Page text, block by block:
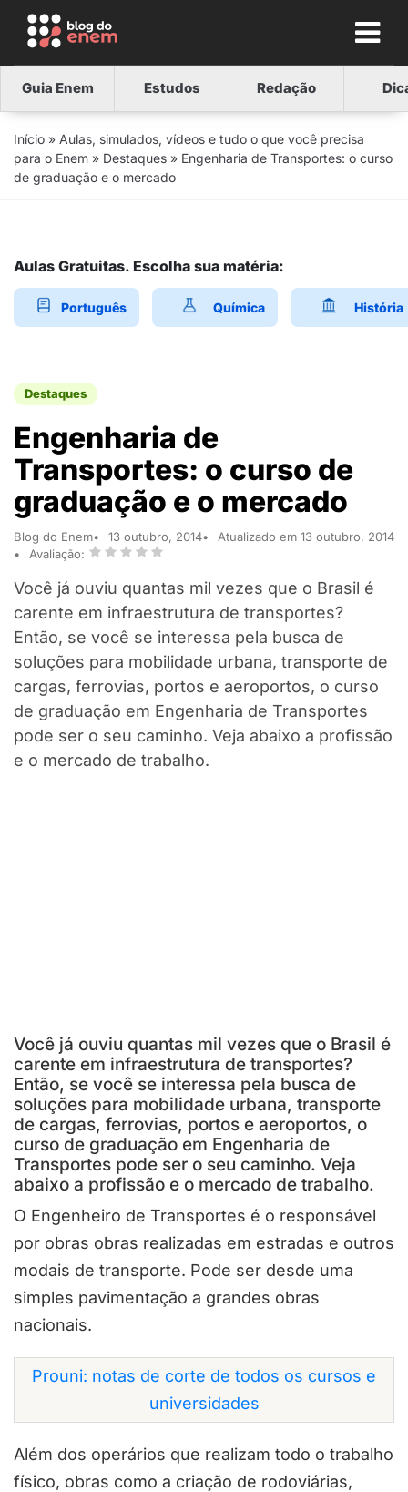
Guia Enem Estudos Redação
Início » Aulas, simulados, vídeos e tudo o que você precisa
para o Enem » Destaques » Engenharia de Transportes: o curso
de graduação e o mercado
Aulas Gratuitas. Escolha sua matéria:
Português Química História
Destaques
Engenharia de
Transportes: o curso de
graduação e o mercado
Blog do Enem 13 outubro, 2014
Atualizado em 13 outubro, 2014
Avaliação:
Você já ouviu quantas mil vezes que o Brasil é
carente em infraestrutura de transportes?
Então, se você se interessa pela busca de
soluções para mobilidade urbana, transporte de
cargas, ferrovias, portos e aeroportos, o curso
de graduação em Engenharia de Transportes
pode ser o seu caminho. Veja abaixo a profissão
e o mercado de trabalho.
Você já ouviu quantas mil vezes que o Brasil é
carente em infraestrutura de transportes?
Então, se você se interessa pela busca de
soluções para mobilidade urbana, transporte
de cargas, ferrovias, portos e aeroportos, o
curso de graduação em Engenharia de
Transportes pode ser o seu caminho. Veja
abaixo a profissão e o mercado de trabalho.
O Engenheiro de Transportes é o responsável
por obras obras realizadas em estradas e outros
modais de transporte. Pode ser desde uma
simples pavimentação a grandes obras
nacionais.
Prouni: notas de corte de todos os cursos e
universidades
Além dos operários que realizam todo o trabalho
físico, obras como a criação de rodoviárias,